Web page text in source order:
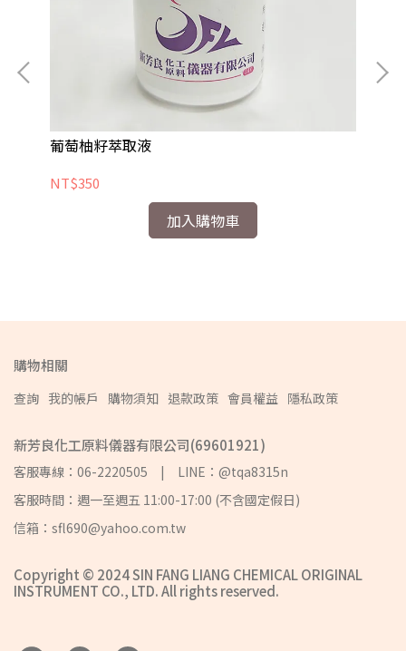
葡萄柚籽萃取液
NT$350
加入購物車
購物相關
查詢 我的帳戶 購物須知 退款政策 會員權益 隱私政策
新芳良化工原料儀器有限公司(69601921)
客服專線：06-2220505 | LINE：@tqa8315n
客服時間：週一至週五 11:00-17:00 (不含國定假日)
信箱：sfl690@yahoo.com.tw
Copyright © 2024 SIN FANG LIANG CHEMICAL ORIGINAL
INSTRUMENT CO., LTD. All rights reserved.